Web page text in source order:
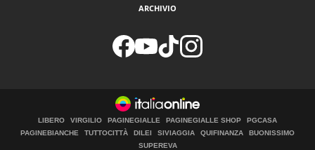
ARCHIVIO
LIBERO VIRGILIO PAGINEGIALLE PAGINEGIALLE SHOP
PGCASA
PAGINEBIANCHE
TUTTOCITTÀ DILEI SIVIAGGIA QUIFINANZA
BUONISSIMO
SUPEREVA